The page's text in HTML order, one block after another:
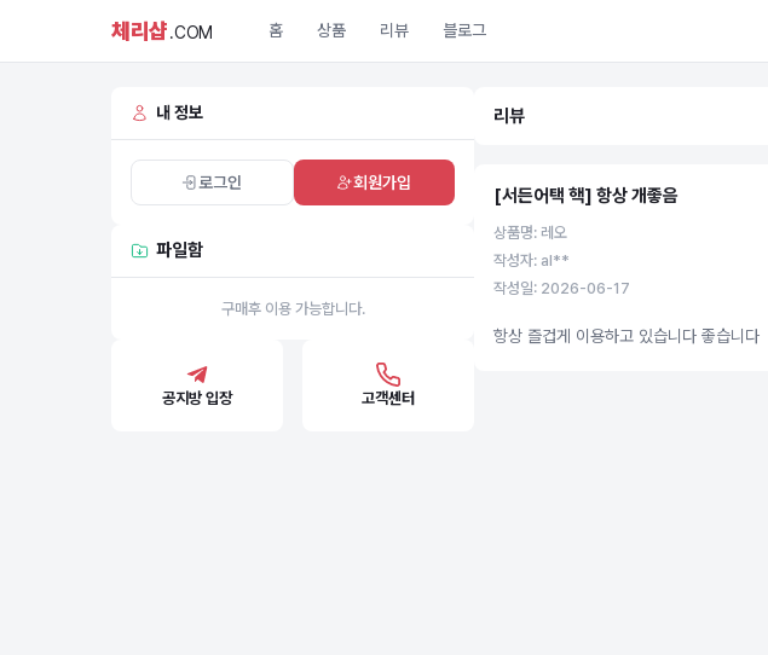
체리샵.COM 홈 상품 리뷰 블로그
내 정보
로그인 회원가입
파일함
구매후 이용 가능합니다.
공지방 입장 고객센터
리뷰
[서든어택 핵] 항상 개좋음
상품명: 레오
작성자: al**
작성일: 2026-06-17
항상 즐겁게 이용하고 있습니다 좋습니다